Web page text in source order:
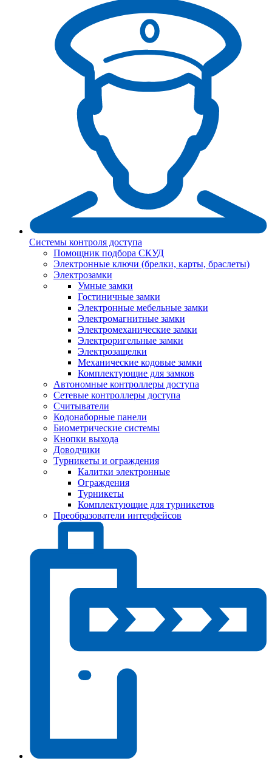
Системы контроля доступа
Помощник подбора СКУД
Электронные ключи (брелки, карты, браслеты)
Электрозамки
Умные замки
Гостиничные замки
Электронные мебельные замки
Электромагнитные замки
Электромеханические замки
Электроригельные замки
Электрозащелки
Механические кодовые замки
Комплектующие для замков
Автономные контроллеры доступа
Сетевые контроллеры доступа
Считыватели
Кодонаборные панели
Биометрические системы
Кнопки выхода
Доводчики
Турникеты и ограждения
Калитки электронные
Ограждения
Турникеты
Комплектующие для турникетов
Преобразователи интерфейсов